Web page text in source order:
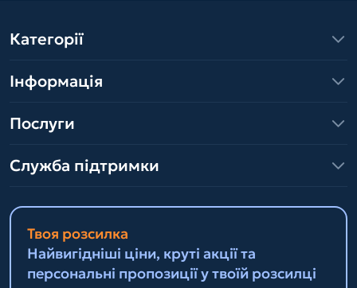
Категорії
Інформація
Послуги
Служба підтримки
Твоя розсилка
Найвигідніші ціни, круті акції та
персональні пропозиції у твоїй розсилці